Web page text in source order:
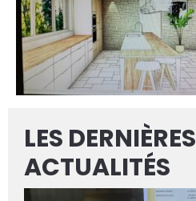
LES DERNIÈRES
ACTUALITÉS